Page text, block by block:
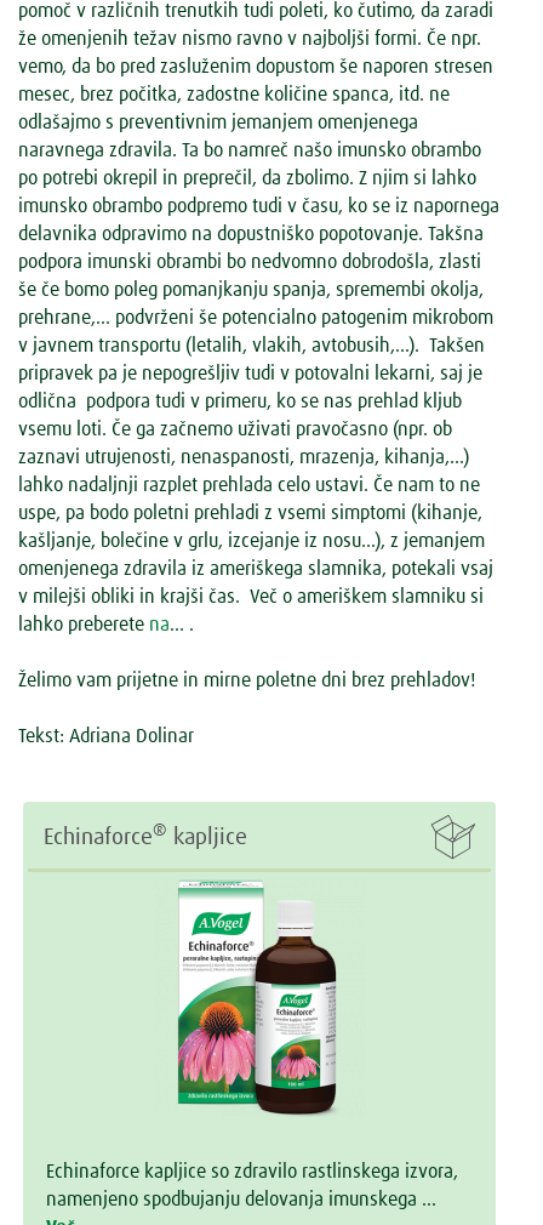
pomoč v različnih trenutkih tudi poleti, ko čutimo, da zaradi
že omenjenih težav nismo ravno v najboljši formi. Če npr.
vemo, da bo pred zasluženim dopustom še naporen stresen
mesec, brez počitka, zadostne količine spanca, itd. ne
odlašajmo s preventivnim jemanjem omenjenega
naravnega zdravila. Ta bo namreč našo imunsko obrambo
po potrebi okrepil in preprečil, da zbolimo. Z njim si lahko
imunsko obrambo podpremo tudi v času, ko se iz napornega
delavnika odpravimo na dopustniško popotovanje. Takšna
podpora imunski obrambi bo nedvomno dobrodošla, zlasti
še če bomo poleg pomanjkanju spanja, spremembi okolja,
prehrane,… podvrženi še potencialno patogenim mikrobom
v javnem transportu (letalih, vlakih, avtobusih,…). Takšen
pripravek pa je nepogrešljiv tudi v potovalni lekarni, saj je
odlična podpora tudi v primeru, ko se nas prehlad kljub
vsemu loti. Če ga začnemo uživati pravočasno (npr. ob
zaznavi utrujenosti, nenaspanosti, mrazenja, kihanja,…)
lahko nadaljnji razplet prehlada celo ustavi. Če nam to ne
uspe, pa bodo poletni prehladi z vsemi simptomi (kihanje,
kašljanje, bolečine v grlu, izcejanje iz nosu…), z jemanjem
omenjenega zdravila iz ameriškega slamnika, potekali vsaj
v milejši obliki in krajši čas. Več o ameriškem slamniku si
lahko preberete na… .
Želimo vam prijetne in mirne poletne dni brez prehladov!
Tekst: Adriana Dolinar

Echinaforce® kapljice
Echinaforce kapljice so zdravilo rastlinskega izvora,
namenjeno spodbujanju delovanja imunskega …